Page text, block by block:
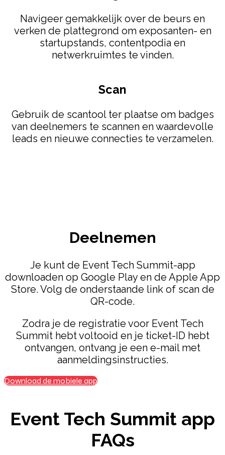
Navigeer gemakkelijk over de beurs en
verken de plattegrond om exposanten- en
startupstands, contentpodia en
netwerkruimtes te vinden.
Scan
Gebruik de scantool ter plaatse om badges
van deelnemers te scannen en waardevolle
leads en nieuwe connecties te verzamelen.
Deelnemen
Je kunt de Event Tech Summit-app
downloaden op Google Play en de Apple App
Store. Volg de onderstaande link of scan de
QR-code.
Zodra je de registratie voor Event Tech
Summit hebt voltooid en je ticket-ID hebt
ontvangen, ontvang je een e-mail met
aanmeldingsinstructies.
Download de mobiele app
Event Tech Summit app
FAQs